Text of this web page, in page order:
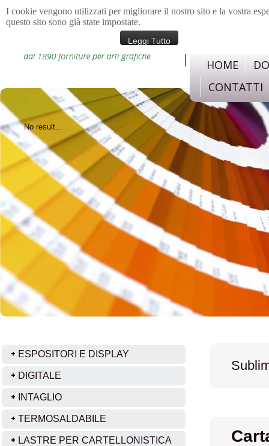
I cookie vengono utilizzati per migliorare il nostro sito e la vostra
questo sito sono già state impostate.
Leggi Tutto
HOME
CONTATTI
No result...
ESPOSITORI E DISPLAY
DIGITALE
INTAGLIO
TERMOSALDABILE
LASTRE PER CARTELLONISTICA